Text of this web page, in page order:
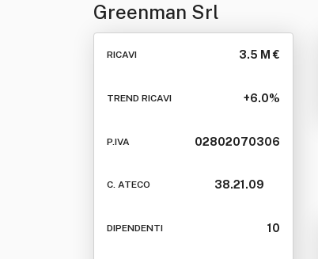
Greenman Srl
RICAVI 3.5 M €
TREND RICAVI +6.0%
P.IVA 02802070306
C. ATECO 38.21.09
DIPENDENTI 10